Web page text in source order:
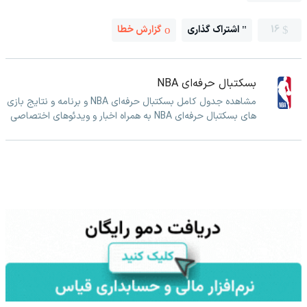
16 اشتراک گذاری گزارش خطا
بسکتبال حرفه‌ای NBA
مشاهده جدول کامل بسکتبال حرفه‌ای NBA و برنامه و نتایج بازی
های بسکتبال حرفه‌ای NBA به همراه اخبار و ویدئوهای اختصاصی